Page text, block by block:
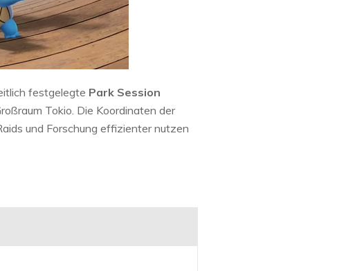
festgelegte Park Session
Tokio. Die Koordinaten der
und Forschung effizienter nutzen